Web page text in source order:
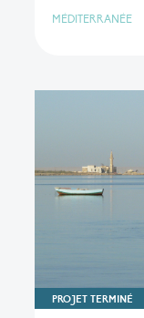
MÉDITERRANÉE
PROJET TERMINÉ